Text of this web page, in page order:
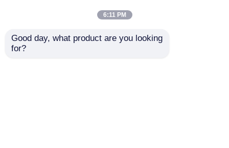
6:11 PM
Good day, what product are you looking
for?